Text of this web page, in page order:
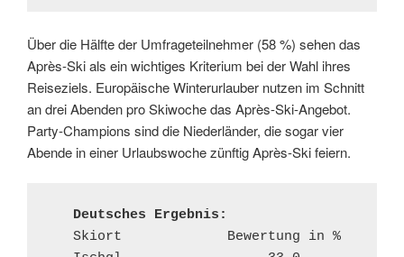
Über die Hälfte der Umfrageteilnehmer (58 %) sehen das
Après-Ski als ein wichtiges Kriterium bei der Wahl ihres
Reiseziels. Europäische Winterurlauber nutzen im Schnitt
an drei Abenden pro Skiwoche das Après-Ski-Angebot.
Party-Champions sind die Niederländer, die sogar vier
Abende in einer Urlaubswoche zünftig Après-Ski feiern.
   Deutsches Ergebnis: